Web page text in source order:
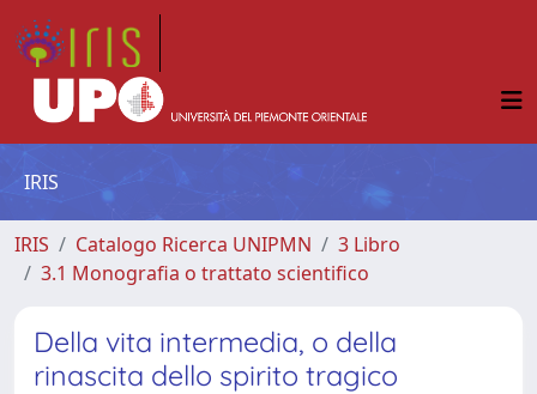
IRIS
IRIS Catalogo Ricerca UNIPMN
3 Libro
3.1 Monografia o trattato scientifico
Della vita intermedia, o della
rinascita dello spirito tragico